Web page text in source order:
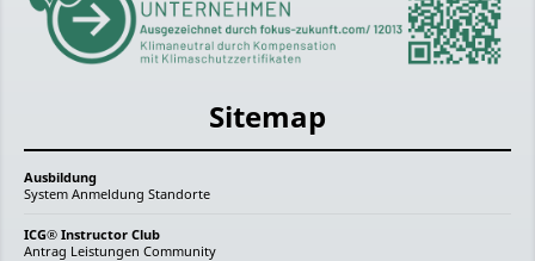
Sitemap
Ausbildung
System Anmeldung Standorte
ICG® Instructor Club
Antrag Leistungen Community